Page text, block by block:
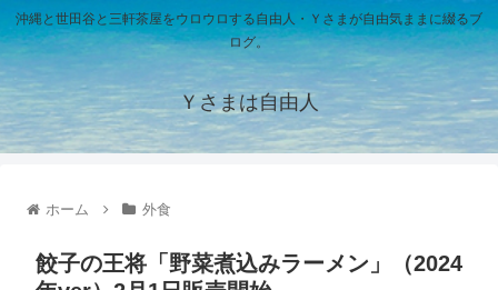
沖縄と世田谷と三軒茶屋をウロウロする自由人・Ｙさまが自由気ままに綴るブ
ログ。
Ｙさまは自由人
ホーム 外食
餃子の王将「野菜煮込みラーメン」（2024